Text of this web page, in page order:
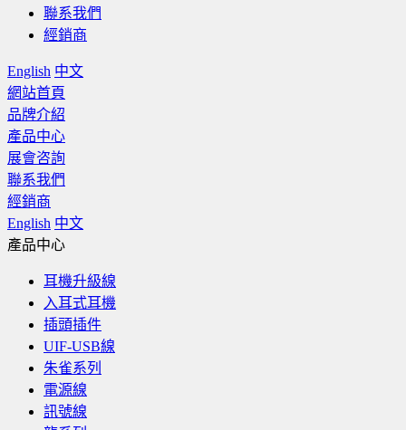
聯系我們
經銷商
English 中文
網站首頁
品牌介紹
產品中心
展會咨詢
聯系我們
經銷商
English 中文
產品中心
耳機升級線
入耳式耳機
插頭插件
UIF-USB線
朱雀系列
電源線
訊號線